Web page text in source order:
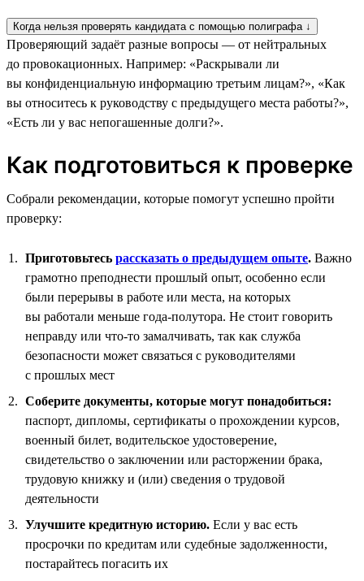
Когда нельзя проверять кандидата с помощью полиграфа ↓
Проверяющий задаёт разные вопросы — от нейтральных
до провокационных. Например: «Раскрывали ли
вы конфиденциальную информацию третьим лицам?», «Как
вы относитесь к руководству с предыдущего места работы?»,
«Есть ли у вас непогашенные долги?».
Как подготовиться к проверке
Собрали рекомендации, которые помогут успешно пройти
проверку:
Приготовьтесь рассказать о предыдущем опыте. Важно
грамотно преподнести прошлый опыт, особенно если
были перерывы в работе или места, на которых
вы работали меньше года-полутора. Не стоит говорить
неправду или что-то замалчивать, так как служба
безопасности может связаться с руководителями
с прошлых мест
Соберите документы, которые могут понадобиться:
паспорт, дипломы, сертификаты о прохождении курсов,
военный билет, водительское удостоверение,
свидетельство о заключении или расторжении брака,
трудовую книжку и (или) сведения о трудовой
деятельности
Улучшите кредитную историю. Если у вас есть
просрочки по кредитам или судебные задолженности,
постарайтесь погасить их